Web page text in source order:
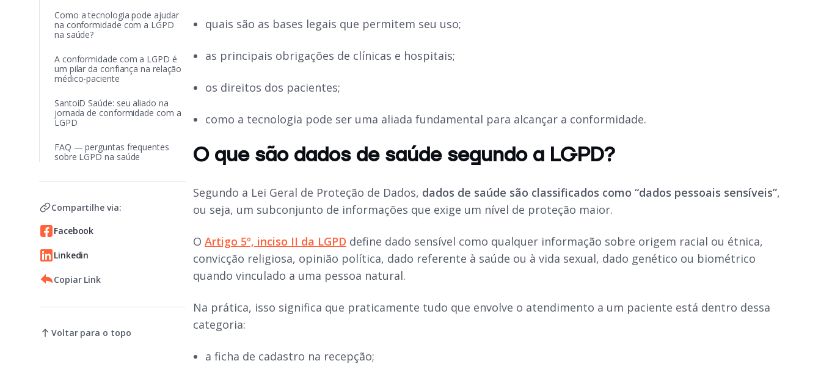
Como a tecnologia pode ajudar
na conformidade com a LGPD
na saúde?
A conformidade com a LGPD é
um pilar da confiança na relação
médico-paciente
SantoiD Saúde: seu aliado na
jornada de conformidade com a
LGPD
FAQ — perguntas frequentes
sobre LGPD na saúde
Compartilhe via:
Facebook
Linkedin
Copiar Link
Voltar para o topo
quais são as bases legais que permitem seu uso;
as principais obrigações de clínicas e hospitais;
os direitos dos pacientes;
como a tecnologia pode ser uma aliada fundamental para alcançar a conformidade.
O que são dados de saúde segundo a LGPD?
Segundo a Lei Geral de Proteção de Dados, dados de saúde são classificados como “dados pessoais sensíveis”,
ou seja, um subconjunto de informações que exige um nível de proteção maior.
O Artigo 5º, inciso II da LGPD define dado sensível como qualquer informação sobre origem racial ou étnica,
convicção religiosa, opinião política, dado referente à saúde ou à vida sexual, dado genético ou biométrico
quando vinculado a uma pessoa natural.
Na prática, isso significa que praticamente tudo que envolve o atendimento a um paciente está dentro dessa
categoria:
a ficha de cadastro na recepção;